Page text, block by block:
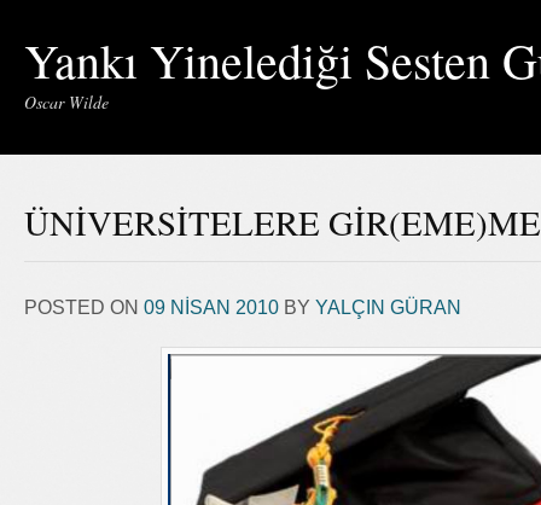
Yankı Yinelediği Sesten
Oscar Wilde
ÜNİVERSİTELERE
POSTED ON 09 NISAN 2010 BY YALÇIN GÜRAN